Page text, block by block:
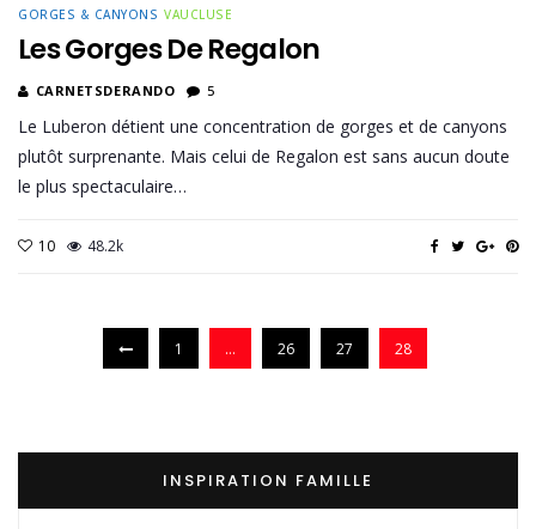
GORGES & CANYONS VAUCLUSE
Les Gorges De Regalon
CARNETSDERANDO 5
Le Luberon détient une concentration de gorges et de canyons
plutôt surprenante. Mais celui de Regalon est sans aucun doute
le plus spectaculaire…
10 48.2k
1 … 26 27 28
INSPIRATION FAMILLE